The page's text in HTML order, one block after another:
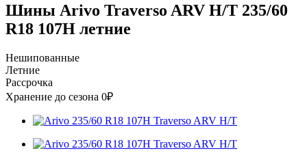
Шины Arivo Traverso ARV H/T 235/60
R18 107H летние
Нешипованные
Летние
Рассрочка
Хранение до сезона 0₽